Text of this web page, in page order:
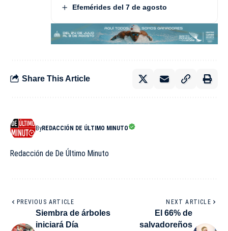
Efemérides del 7 de agosto
Share This Article
ByREDACCIÓN DE ÚLTIMO MINUTO
Redacción de De Último Minuto
PREVIOUS ARTICLE
Siembra de árboles
iniciará Día
NEXT ARTICLE
El 66% de
salvadoreños